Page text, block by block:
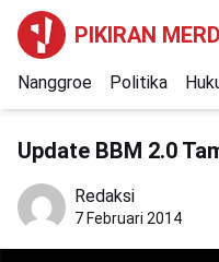
PIKIRAN
Nanggroe Politika
Update BBM 2.0
Redaksi
7 Februari 2014